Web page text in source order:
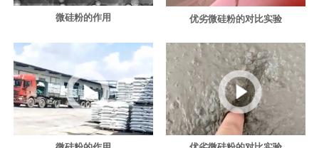
微硅粉的作用 优劣微硅粉的对比实验